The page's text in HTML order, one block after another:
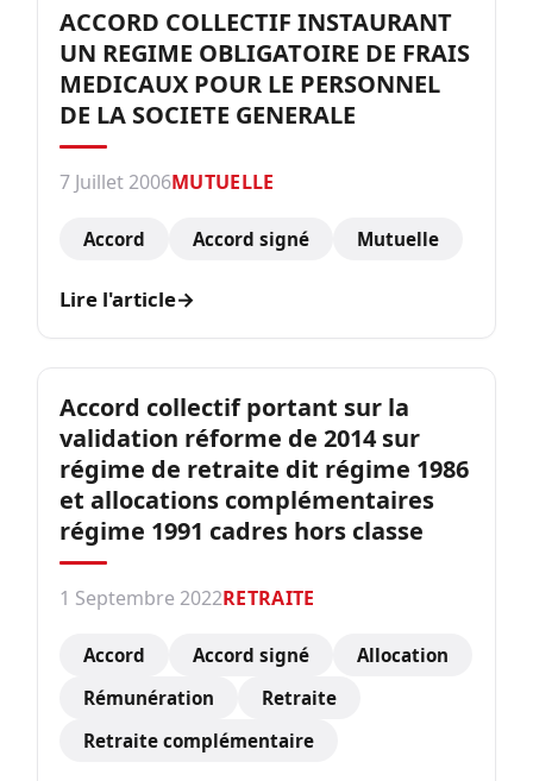
ACCORD COLLECTIF INSTAURANT
UN REGIME OBLIGATOIRE DE FRAIS
MEDICAUX POUR LE PERSONNEL
DE LA SOCIETE GENERALE
7 Juillet 2006MUTUELLE
Accord Accord signé Mutuelle
Lire l'article→
Accord collectif portant sur la
validation réforme de 2014 sur
régime de retraite dit régime 1986
et allocations complémentaires
régime 1991 cadres hors classe
1 Septembre 2022RETRAITE
Accord Accord signé
Allocation
Rémunération
Retraite
Retraite complémentaire